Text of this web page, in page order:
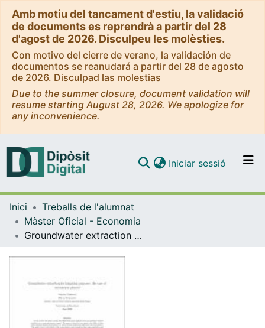
Amb motiu del tancament d'estiu, la validació
de documents es reprendrà a partir del 28
d'agost de 2026. Disculpeu les molèsties.
Con motivo del cierre de verano, la validación de
documentos se reanudará a partir del 28 de agosto
de 2026. Disculpad las molestias
Due to the summer closure, document validation will
resume starting August 28, 2026. We apologize for
any inconvenience.
Navega per tot el DD
Contacte
Iniciar sessió (current)
Inici
Treballs de l'alumnat
Màster Oficial - Economia
Groundwater extraction for irrigation purposes: the case of asymmetric players [TFM]